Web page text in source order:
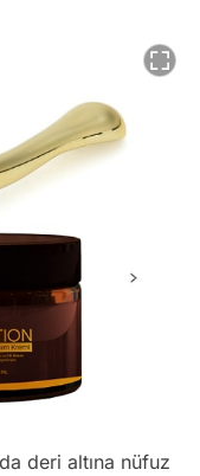
deri altına nüfuz